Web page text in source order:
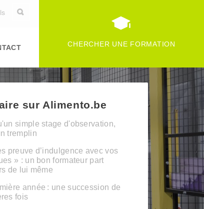
CHERCHER UNE FORMATION
sur Alimento.be
simple stage d'observation,
tremplin
preuve d’indulgence avec vos
» : un bon formateur part
de lui même
année : une succession de
fois